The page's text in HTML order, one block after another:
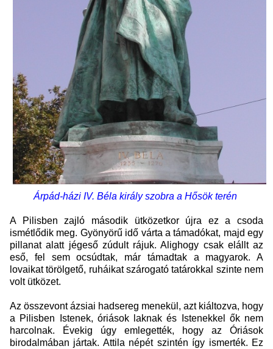
Árpád-házi IV. Béla király szobra a Hősök terén
A Pilisben zajló második ütközetkor újra ez a csoda
ismétlődik meg. Gyönyörű idő várta a támadókat, majd egy
pillanat alatt jégeső zúdult rájuk. Alighogy csak elállt az
eső, fel sem ocsúdtak, már támadtak a magyarok. A
lovaikat törölgető, ruháikat szárogató tatárokkal szinte nem
volt ütközet.
Az összevont ázsiai hadsereg menekül, azt kiáltozva, hogy
a Pilisben Istenek, óriások laknak és Istenekkel ők nem
harcolnak. Évekig úgy emlegették, hogy az Óriások
birodalmában jártak. Attila népét szintén így ismerték. Ez